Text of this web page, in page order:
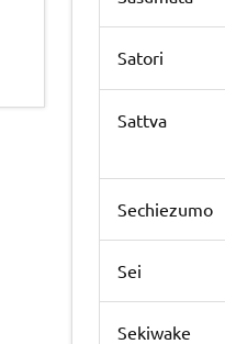
Satori
Sattva
Sechiezumo
Sei
Sekiwake